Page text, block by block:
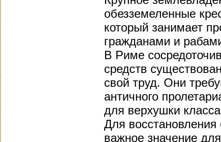
обезземеленные
который занимает
гражданами и
В Риме
средств
свой труд. Они
античного
для верхушки
Для восстановления
важное значение